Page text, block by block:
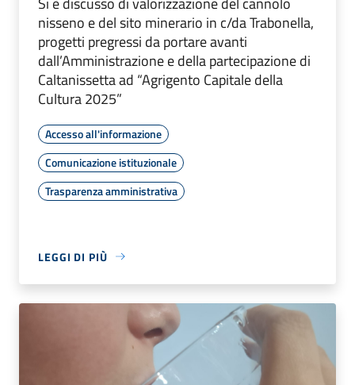
nisseno e del sito minerario in c/da Trabonella,
progetti pregressi da portare avanti
dall’Amministrazione e della partecipazione di
Caltanissetta ad “Agrigento Capitale della
Cultura 2025”
Accesso all'informazione
Comunicazione istituzionale
Trasparenza amministrativa
LEGGI DI PIÙ